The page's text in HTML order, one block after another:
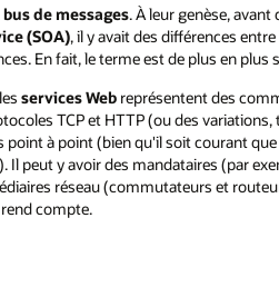
bus de messages. À leur genèse,
(SOA), il y avait des différences
En fait, le terme est de plus en
services Web représentent des
TCP et HTTP (ou des
point à point (bien qu'il soit courant
peut y avoir des mandataires (par
réseau (commutateurs et
compte.